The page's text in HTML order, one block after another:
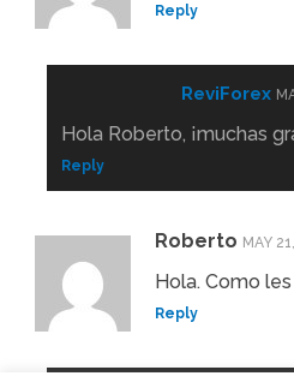
Reply
ReviForex
Hola Roberto, ¡muchas
Reply
Roberto MAY
Hola. Como
Reply